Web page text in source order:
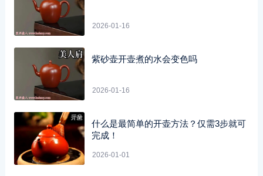
2026-01-16
紫砂壶开壶煮的水会变色吗
2026-01-16
什么是最简单的开壶方法？仅需3步就可
完成！
2026-01-01